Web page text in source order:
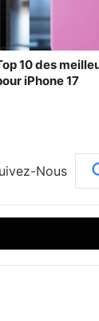
10 des
iPhone 17
Nous